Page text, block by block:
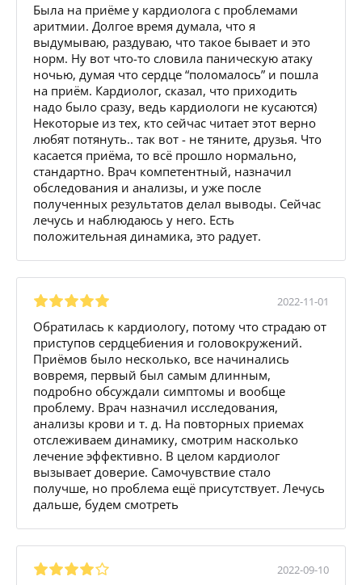
Была на приёме у кардиолога с проблемами
аритмии. Долгое время думала, что я
выдумываю, раздуваю, что такое бывает и это
норм. Ну вот что-то словила паническую атаку
ночью, думая что сердце “поломалось” и пошла
на приём. Кардиолог, сказал, что приходить
надо было сразу, ведь кардиологи не кусаются)
Некоторые из тех, кто сейчас читает этот верно
любят потянуть.. так вот - не тяните, друзья. Что
касается приёма, то всё прошло нормально,
стандартно. Врач компетентный, назначил
обследования и анализы, и уже после
полученных результатов делал выводы. Сейчас
лечусь и наблюдаюсь у него. Есть
положительная динамика, это радует.
2022-11-01
Обратилась к кардиологу, потому что страдаю от
приступов сердцебиения и головокружений.
Приёмов было несколько, все начинались
вовремя, первый был самым длинным,
подробно обсуждали симптомы и вообще
проблему. Врач назначил исследования,
анализы крови и т. д. На повторных приемах
отслеживаем динамику, смотрим насколько
лечение эффективно. В целом кардиолог
вызывает доверие. Самочувствие стало
получше, но проблема ещё присутствует. Лечусь
дальше, будем смотреть
2022-09-10